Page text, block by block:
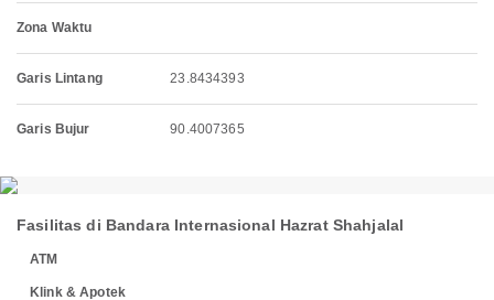
Zona Waktu
Garis Lintang 23.8434393
Garis Bujur 90.4007365
Fasilitas di Bandara Internasional Hazrat Shahjalal
ATM
Klink & Apotek